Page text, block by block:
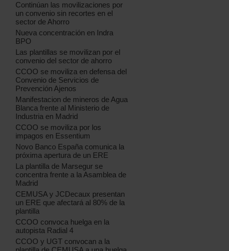
Continúan las movilizaciones por
un convenio sin recortes en el
sector de Ahorro
Nueva concentración en Indra
BPO
Las plantillas se movilizan por el
convenio del sector de ahorro
CCOO se moviliza en defensa del
Convenio de Servicios de
Prevención Ajenos
Manifestacion de mineros de Agua
Blanca frente al Ministerio de
Industria en Madrid
CCOO se moviliza por los
impagos en Essentium
Novo Banco España comunica la
próxima apertura de un ERE
La plantilla de Marsegur se
concentra frente a la Asamblea de
Madrid
CEMUSA y JCDecaux presentan
un ERE que afectará al 80% de la
plantilla
CCOO convoca huelga en la
autopista Radial 4
CCOO y UGT convocan a la